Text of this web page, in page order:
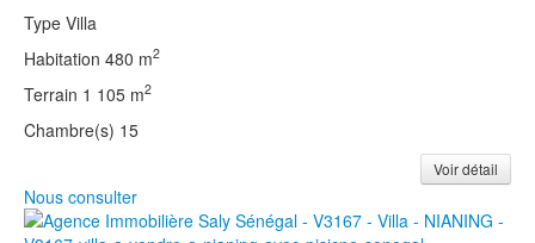
Type Villa
Habitation 480 m2
Terrain 1 105 m2
Chambre(s) 15
Voir détail
Nous consulter